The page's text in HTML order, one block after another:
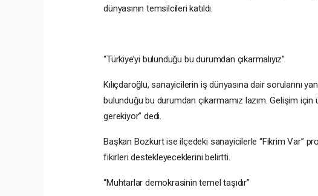
dünyasının temsilcileri katıldı.
“Türkiye’yi bulunduğu bu durumdan çıkarmalıyız”
Kılıçdaroğlu, sanayicilerin iş dünyasına dair sorularını
bulunduğu bu durumdan çıkarmamız lazım. Gelişim
gerekiyor” dedi.
Başkan Bozkurt ise ilçedeki sanayicilerle “Fikrim Var”
fikirleri destekleyeceklerini belirtti.
“Muhtarlar demokrasinin temel taşıdır”